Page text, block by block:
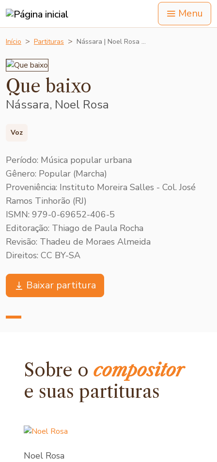
Menu
Início Partituras Nássara | Noel Rosa …
Que baixo
Nássara, Noel Rosa
Voz
Período: Música popular urbana
Gênero: Popular (Marcha)
Proveniência: Instituto Moreira Salles - Col. José
Ramos Tinhorão (RJ)
ISMN: 979-0-69652-406-5
Editoração: Thiago de Paula Rocha
Revisão: Thadeu de Moraes Almeida
Direitos: CC BY-SA
Baixar partitura
Sobre ocompositor
e suas partituras
Noel Rosa